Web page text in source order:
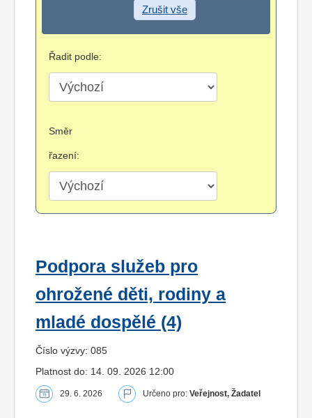
Zrušit vše
Řadit podle:
Směr
řazení:
Podpora služeb pro
ohrožené děti, rodiny a
mladé dospělé (4)
Číslo výzvy: 085
Platnost do: 14. 09. 2026 12:00
29. 6. 2026 Určeno pro: Veřejnost, Žadatel